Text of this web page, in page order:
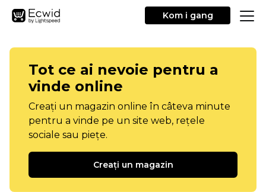
Kom i gang
Tot ce ai nevoie pentru a
vinde online
Creați un magazin online în câteva minute
pentru a vinde pe un site web, rețele
sociale sau piețe.
Creați un magazin